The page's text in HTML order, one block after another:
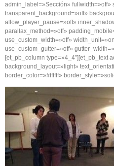
admin_label=»Sección» fullwidth=»off»
transparent_background=»off»
allow_player_pause=»off»
parallax_method=»off»
use_custom_width=»off»
use_custom_gutter=»off»
[et_pb_column type=»4_4″][et_pb_text
background_layout=»light»
border_color=»#ffffff»